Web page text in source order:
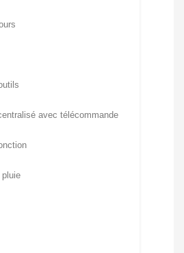
avec télécommande
pluie